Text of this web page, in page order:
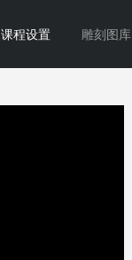
课程设置 雕刻图库